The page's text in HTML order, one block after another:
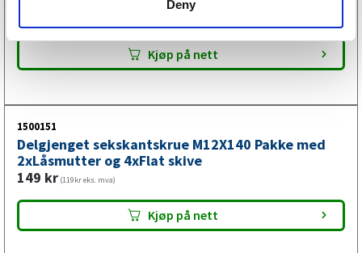
Deny
Kjøp på nett
1500151
Delgjenget sekskantskrue M12X140 Pakke med
2xLåsmutter og 4xFlat skive
149 kr (119kr eks. mva)
Kjøp på nett